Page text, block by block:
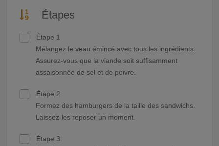
Étapes
Étape 1
Mélangez le veau émincé avec tous les ingrédients.
Assurez-vous que la viande soit suffisamment
assaisonnée de sel et de poivre.
Étape 2
Formez des hamburgers de la taille des sandwichs.
Laissez-les reposer un moment.
Étape 3